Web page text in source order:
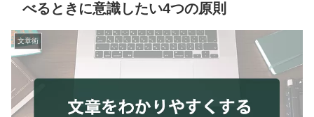
べるときに意識したい4つの原則
文章術